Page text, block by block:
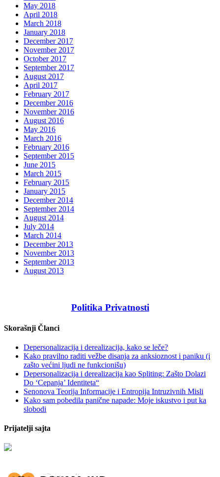
May 2018
April 2018
March 2018
January 2018
December 2017
November 2017
October 2017
September 2017
August 2017
April 2017
February 2017
December 2016
November 2016
August 2016
May 2016
March 2016
February 2016
September 2015
June 2015
March 2015
February 2015
January 2015
December 2014
September 2014
August 2014
July 2014
March 2014
December 2013
November 2013
September 2013
August 2013
Politika Privatnosti
Skorašnji Članci
Depersonalizacija i derealizacija, kako se leče?
Kako pravilno raditi vežbe disanja za anksioznost i paniku (i
zašto većini ljudi ne funkcionišu)
Depersonalizacija i derealizacija kao Spliting: Zašto Dolazi
Do ‘Cepanja’ Identiteta“
Senonova Teorija Informacije i Entropija Intruzivnih Misli
Kako sam pobedila panične napade: Moje iskustvo i put ka
slobodi
Prijatelji sajta